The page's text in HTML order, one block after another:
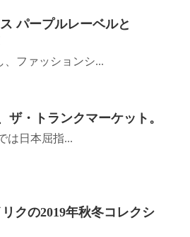
パープルレーベルと
ファッションシ...
・トランクマーケット。
は日本屈指...
クの2019年秋冬コレクシ